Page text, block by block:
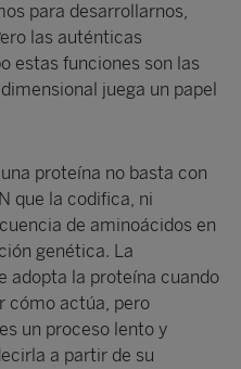
para desarrollarnos,
las auténticas
estas funciones son las
juega un papel
proteína no basta con
que la codifica, ni
de aminoácidos en
genética. La
adopta la proteína cuando
cómo actúa, pero
un proceso lento y
a partir de su